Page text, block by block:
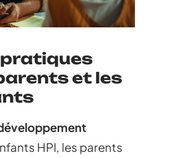
et les
HPI, les parents